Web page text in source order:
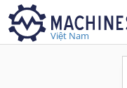
Việt Nam